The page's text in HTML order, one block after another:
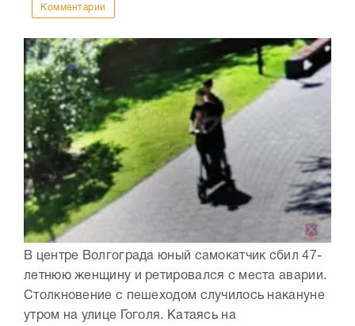
Комментарии
В центре Волгограда юный самокатчик сбил 47-
летнюю женщину и ретировался с места аварии.
Столкновение с пешеходом случилось накануне
утром на улице Гоголя. Катаясь на